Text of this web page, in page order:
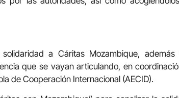
a Cáritas Mozambique,
que se vayan articulando, en
de Cooperación Internacional (AECID).